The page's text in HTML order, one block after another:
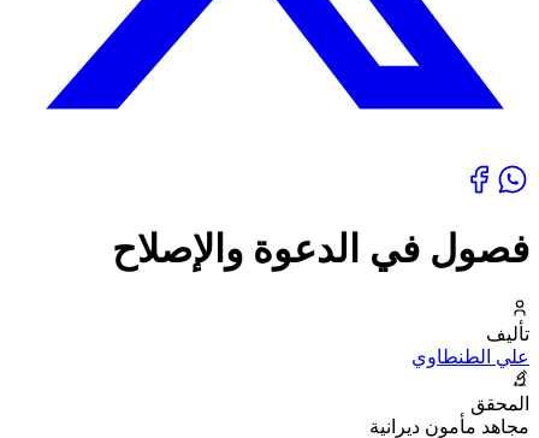
فصول في الدعوة والإصلاح
تأليف
علي الطنطاوي
المحقق
مجاهد مأمون ديرانية